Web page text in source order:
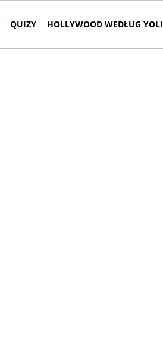
QUIZY HOLLYWOOD WEDŁUG YOLI